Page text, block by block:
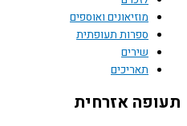
מוזיאונים ואוספים
ספרות תעופתית
שירים
תאריכים
אזרחית